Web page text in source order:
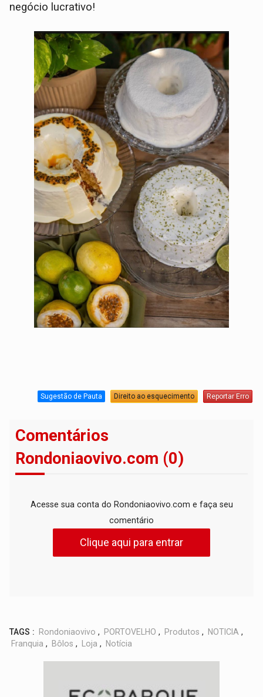
negócio lucrativo!
Sugestão de Pauta Direito ao esquecimento Reportar Erro
Comentários
Rondoniaovivo.com (0)
Acesse sua conta do Rondoniaovivo.com e faça seu
comentário
Clique aqui para entrar
TAGS : Rondoniaovivo , PORTOVELHO , Produtos , NOTICIA ,
Franquia , Bôlos , Loja , Notícia